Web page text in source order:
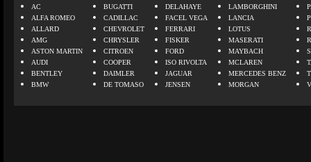
AC
ALFA ROMEO
ALLARD
AMG
ASTON MARTIN
AUDI
BENTLEY
BMW
BUGATTI
CADILLAC
CHEVROLET
CHRYSLER
CITROEN
COOPER
DAIMLER
DE TOMASO
DELAHAYE
FACEL VEGA
FERRARI
FISKER
FORD
ISO RIVOLTA
JAGUAR
JENSEN
LAMBORGHINI
LANCIA
LOTUS
MASERATI
MAYBACH
MCLAREN
MERCEDES BENZ
MORGAN